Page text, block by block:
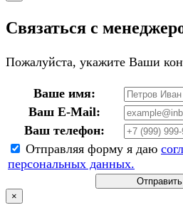
Связаться с
Пожалуйста, укажите Ваши
Ваше имя:
Ваш E-Mail:
Ваш телефон:
Отправляя форму я даю
персональных данных.
Отправить
×